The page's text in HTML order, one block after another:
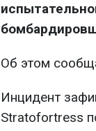
Об этом
Инцидент
Stratofortress